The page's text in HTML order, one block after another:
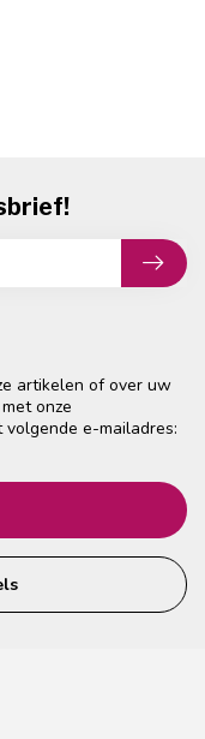
artikelen of over uw
onze
e-mailadres: